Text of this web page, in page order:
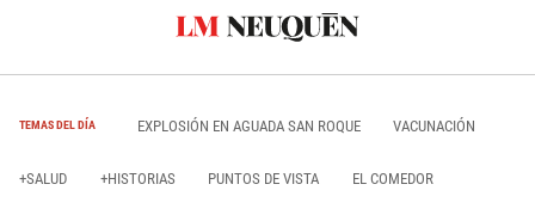
TEMAS DEL DÍA EXPLOSIÓN EN AGUADA SAN ROQUE VACUNACIÓN
+SALUD +HISTORIAS PUNTOS DE VISTA EL COMEDOR